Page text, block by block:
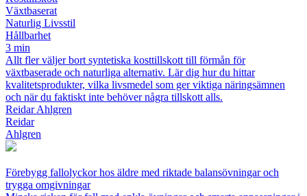
Växtbaserat
Naturlig Livsstil
Hållbarhet
3 min
Allt fler väljer bort syntetiska kosttillskott till förmån för
växtbaserade och naturliga alternativ. Lär dig hur du hittar
kvalitetsprodukter, vilka livsmedel som ger viktiga näringsämnen
och när du faktiskt inte behöver några tillskott alls.
Reidar Ahlgren
Reidar
Ahlgren
Förebygg fallolyckor hos äldre med riktade balansövningar och
trygga omgivningar